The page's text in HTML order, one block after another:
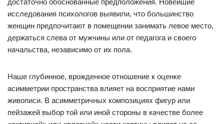
достаточно обоснованные предположения. Новейшие
исследования психологов выявили, что большинство
женщин предпочитают в помещении занимать левое место,
держаться слева от мужчины или от педагога и своего
начальства, независимо от их пола.
Наше глубинное, врожденное отношение к оценке
асимметрии пространства влияет на восприятие нами
живописи. В асимметричных композициях фигур или
пейзажей выбор той или иной стороны в качестве более